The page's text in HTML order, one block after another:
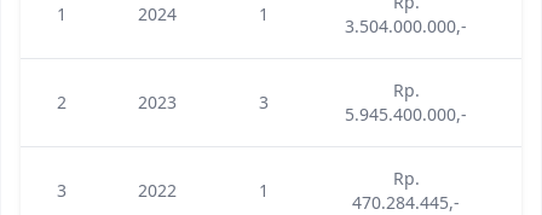
1 2024 1
3.504.000.000,-
2 2023 3
Rp.
5.945.400.000,-
3 2022 1
Rp.
470.284.445,-